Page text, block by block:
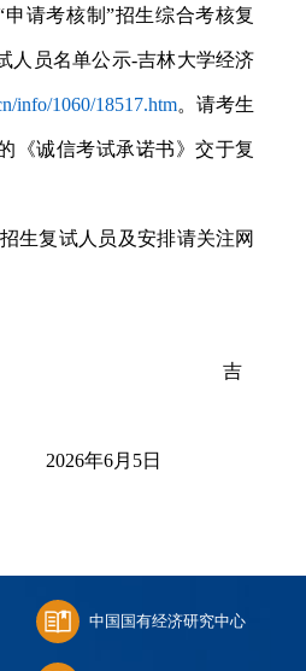
申请考核制”招生综合考核复
人员名单公示-吉林大学经济
info/1060/18517.htm。请考生
《诚信考试承诺书》交于复
生复试人员及安排请关注网
吉
年6月 5日
中国国有经济研究中心